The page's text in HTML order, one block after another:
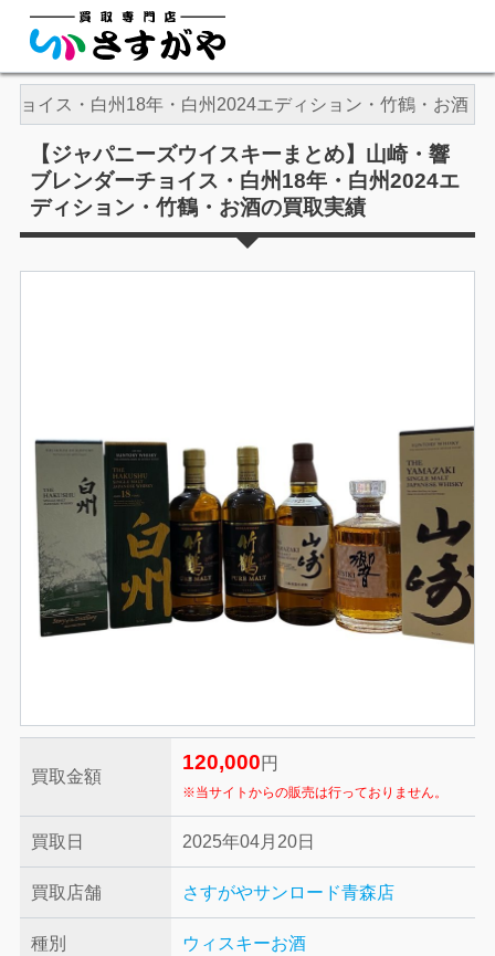
ョイス・白州18年・白州2024エディション・竹鶴・お酒
【ジャパニーズウイスキーまとめ】山崎・響
ブレンダーチョイス・白州18年・白州2024エ
ディション・竹鶴・お酒の買取実績
買取金額
120,000 円
※当サイトからの販売は行っておりません。
買取日 2025年04月20日
買取店舗 さすがやサンロード青森店
種別 ウィスキーお酒